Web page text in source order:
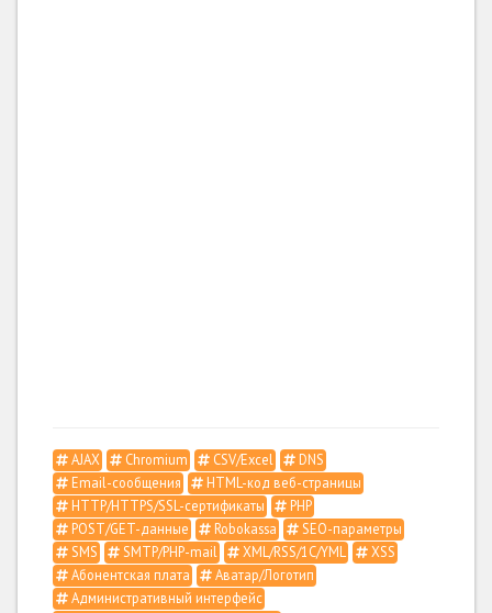
AJAX Chromium CSV/Excel
DNS
Email-сообщения
HTML-код веб-страницы
HTTP/HTTPS/SSL-сертификаты
PHP
POST/GET-данные
Robokassa
SEO-параметры
SMS
SMTP/PHP-mail XML/RSS/1С/YML
XSS
Абонентская плата
Аватар/Логотип
Административный интерфейс